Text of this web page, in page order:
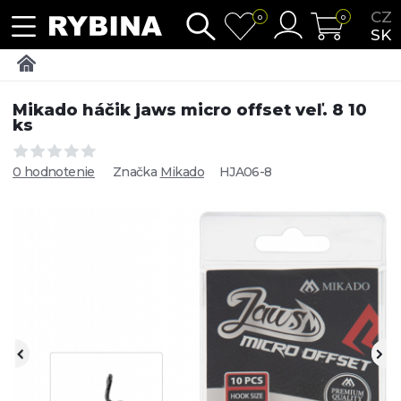
CZ
SK
0 0
Mikado háčik jaws micro offset veľ. 8 10
ks
0 hodnotenie Značka Mikado HJA06-8